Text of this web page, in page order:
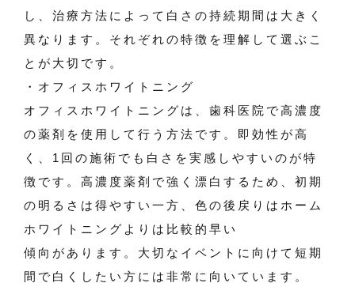
し、治療方法によって白さの持続期間は大きく
異なります。それぞれの特徴を理解して選ぶこ
とが大切です。
・オフィスホワイトニング
オフィスホワイトニングは、歯科医院で高濃度
の薬剤を使用して行う方法です。即効性が高
く、1回の施術でも白さを実感しやすいのが特
徴です。高濃度薬剤で強く漂白するため、初期
の明るさは得やすい一方、色の後戻りはホーム
ホワイトニングよりは比較的早い
傾向があります。大切なイベントに向けて短期
間で白くしたい方には非常に向いています。